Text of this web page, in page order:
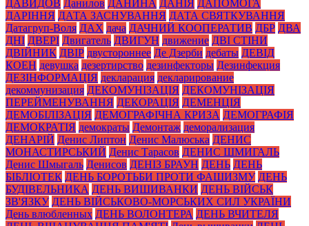
ДАВИДОВ Данилов ДАНИНА ДАНІЯ ДАПОМОГА
ДАРІННЯ ДАТА ЗАСНУВАННЯ ДАТА СВЯТКУВАННЯ
Датагруп-Воля ДАХ дача ДАЧНИЙ КООПЕРАТИВ ДБР ДВА
ДНІ ДВЕРІ Двигатель ДВИГУН движение ДВІ СТІНИ
ДВІЙНИК ДВІР двустороннее Де Дзерби дебаты ДЕВІД
КОЕН девушка дезертирство дезинфекторы Дезинфекция
ДЕЗІНФОРМАЦІЯ декларация декларирование
декоммунизация ДЕКОМУНІЗАЦІЯ ДЕКОМУНІЗАЦІЯ
ПЕРЕЙМЕНУВАННЯ ДЕКОРАЦІЯ ДЕМЕНЦІЯ
ДЕМОБІЛІЗАЦІЯ ДЕМОГРАФІЧНА КРИЗА ДЕМОГРАФІЯ
ДЕМОКРАТІЯ демократы Демонтаж деморализация
ДЕНАРІЙ Денис Липтон Денис Малюська ДЕНИС
МОНАСТИРСЬКИЙ Денис Тарасов ДЕНИС ШМИГАЛЬ
Денис Шмыгаль Денисов ДЕНІЗ БРАУН ДЕНЬ ДЕНЬ
БІБЛІОТЕК ДЕНЬ БОРОТЬБИ ПРОТИ ФАШИЗМУ ДЕНЬ
БУДІВЕЛЬНИКА ДЕНЬ ВИШИВАНКИ ДЕНЬ ВІЙСЬК
ЗВ'ЯЗКУ ДЕНЬ ВІЙСЬКОВО-МОРСЬКИХ СИЛ УКРАЇНИ
День влюбленных ДЕНЬ ВОЛОНТЕРА ДЕНЬ ВЧИТЕЛЯ